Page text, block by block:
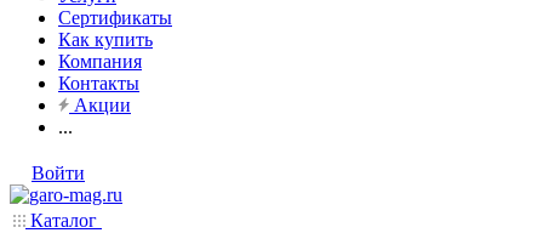
Сертификаты
Как купить
Компания
Контакты
Акции
...
Войти
Каталог